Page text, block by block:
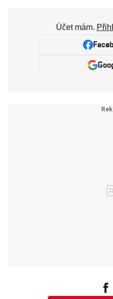
Účet mám.